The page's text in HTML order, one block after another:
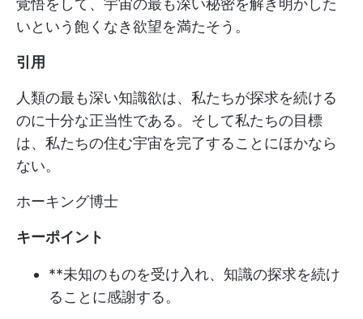
覚悟をして、宇宙の最も深い秘密を解き明かした
いという飽くなき欲望を満たそう。
引用
人類の最も深い知識欲は、私たちが探求を続ける
のに十分な正当性である。そして私たちの目標
は、私たちの住む宇宙を完了することにほかなら
ない。
ホーキング博士
キーポイント
**未知のものを受け入れ、知識の探求を続け
ることに感謝する。